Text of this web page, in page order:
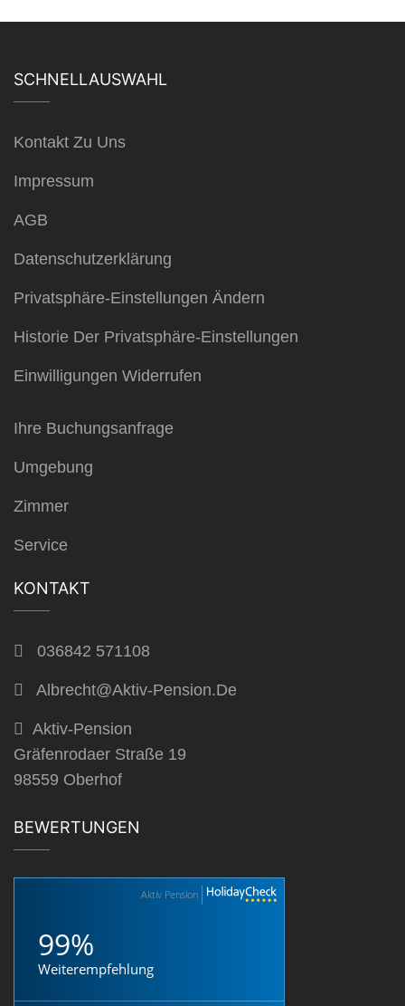
SCHNELLAUSWAHL
Kontakt Zu Uns
Impressum
AGB
Datenschutzerklärung
Privatsphäre-Einstellungen Ändern
Historie Der Privatsphäre-Einstellungen
Einwilligungen Widerrufen
Ihre Buchungsanfrage
Umgebung
Zimmer
Service
KONTAKT
036842 571108
Albrecht@aktiv-Pension.de
Aktiv-Pension
Gräfenrodaer Straße 19
98559 Oberhof
BEWERTUNGEN
Aktiv Pension
99%
Weiterempfehlung